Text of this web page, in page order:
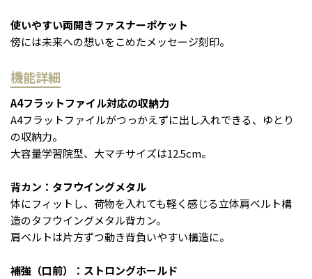
使いやすい両開きファスナーポケット
傍には未来への想いをこめたメッセージ刻印。
機能詳細
A4フラットファイル対応の収納力
A4フラットファイルがつっかえずに出し入れできる、ゆとり
の収納力。
大容量学習院型、大マチサイズは12.5cm。
背カン：タフウイングメタル
体にフィットし、荷物を入れても軽く感じる立体肩ベルト構
造のタフウイングメタル背カン。
肩ベルトは片方ずつ動き背負いやすい構造に。
補強（口前）：ストロングホールド